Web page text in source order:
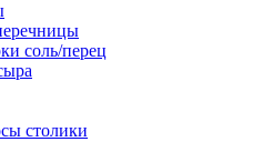
соль/перец
столики